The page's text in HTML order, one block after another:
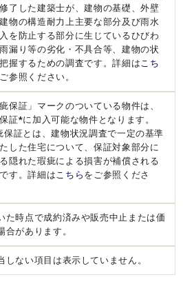
了した建築士が、建物の基礎、外壁
物の構造耐力上主要な部分及び雨水
を防止する部分に生じているひびわ
漏り等の劣化・不具合等、建物の状
握するための調査です。詳細は こち
参照ください。
疵保証」マークのついている物件は、
証*に加入可能な物件となります。
保証とは、建物状況調査で一定の基準
した住宅について、保証対象部分に
隠れた瑕疵による損害が補償される
す。詳細は こちら をご参照くださ
た時点で成約済みや販売中止または価
があります。
しない項目は表示していません。